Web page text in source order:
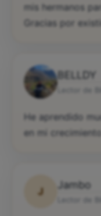
mis hermanos
Gracias por
BELLDY
He aprendido
en mi
J
Jambo